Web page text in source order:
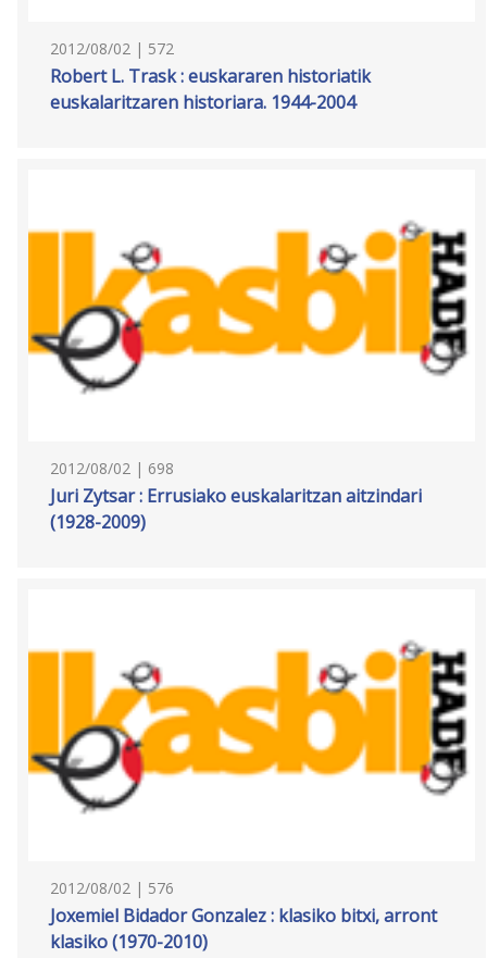
2012/08/02 | 572
Robert L. Trask : euskararen historiatik
euskalaritzaren historiara. 1944-2004
2012/08/02 | 698
Juri Zytsar : Errusiako euskalaritzan aitzindari
(1928-2009)
2012/08/02 | 576
Joxemiel Bidador Gonzalez : klasiko bitxi, arront
klasiko (1970-2010)